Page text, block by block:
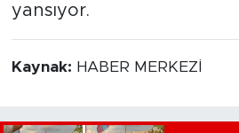
yansıyor.
Kaynak: HABER MERKEZİ